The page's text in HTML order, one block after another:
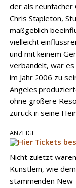
der als
Chris Stapleton,
maßgeblich
vielleicht
und mit keinem
verbandelt, war es
im Jahr 2006 zu
Angeles
ohne größere
zurück in seine
ANZEIGE
Nicht zuletzt
Künstlern, wie
stammenden